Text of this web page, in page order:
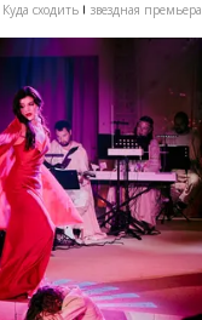
Куда сходить звездная премьера